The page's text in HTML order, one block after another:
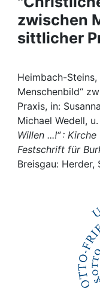
People
Awards
My FIS
Help
zwischen
sittlicher
Heimbach-
Menschenbild“
Praxis, in:
Michael Wedell,
Willen ...!“ :
Festschrift für
Breisgau: Herder,